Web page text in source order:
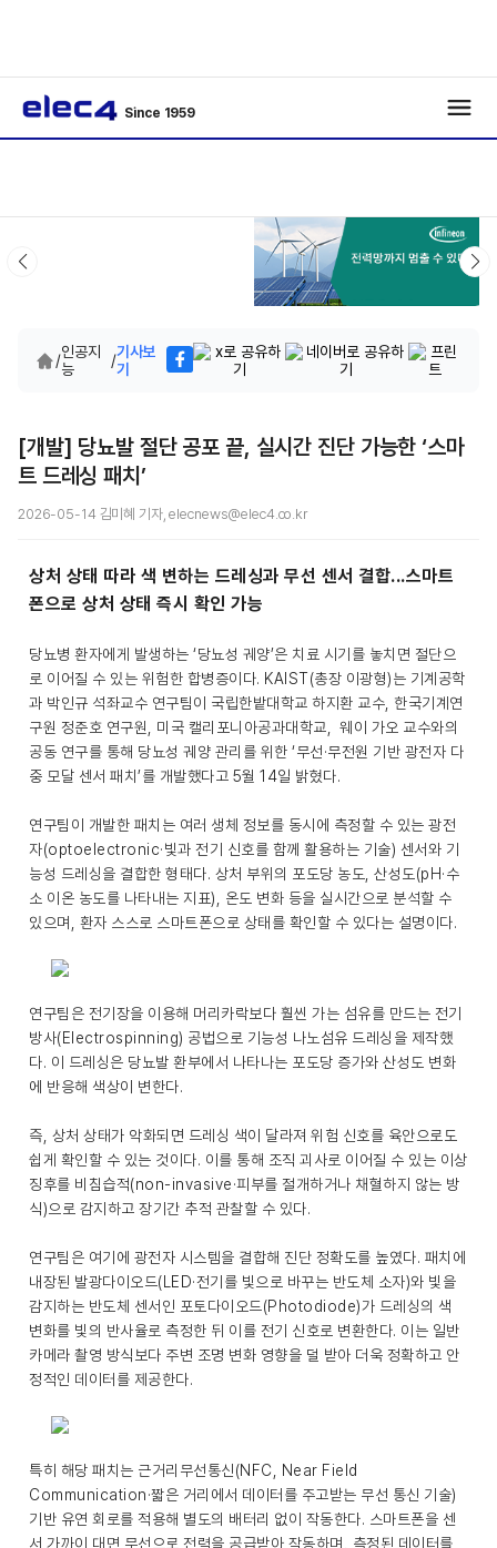
Since 1959
/인공지
능
/기사보
기
[개발] 당뇨발 절단 공포 끝, 실시간 진단 가능한 ‘스마
트 드레싱 패치’
2026-05-14 김미혜 기자, elecnews@elec4.co.kr
상처 상태 따라 색 변하는 드레싱과 무선 센서 결합...스마트
폰으로 상처 상태 즉시 확인 가능
당뇨병 환자에게 발생하는 ‘당뇨성 궤양’은 치료 시기를 놓치면 절단으
로 이어질 수 있는 위험한 합병증이다. KAIST(총장 이광형)는 기계공학
과 박인규 석좌교수 연구팀이 국립한밭대학교 하지환 교수, 한국기계연
구원 정준호 연구원, 미국 캘리포니아공과대학교, 웨이 가오 교수와의
공동 연구를 통해 당뇨성 궤양 관리를 위한 ‘무선·무전원 기반 광전자 다
중 모달 센서 패치’를 개발했다고 5월 14일 밝혔다.
연구팀이 개발한 패치는 여러 생체 정보를 동시에 측정할 수 있는 광전
자(optoelectronic·빛과 전기 신호를 함께 활용하는 기술) 센서와 기
능성 드레싱을 결합한 형태다. 상처 부위의 포도당 농도, 산성도(pH·수
소 이온 농도를 나타내는 지표), 온도 변화 등을 실시간으로 분석할 수
있으며, 환자 스스로 스마트폰으로 상태를 확인할 수 있다는 설명이다.
연구팀은 전기장을 이용해 머리카락보다 훨씬 가는 섬유를 만드는 전기
방사(Electrospinning) 공법으로 기능성 나노섬유 드레싱을 제작했
다. 이 드레싱은 당뇨발 환부에서 나타나는 포도당 증가와 산성도 변화
에 반응해 색상이 변한다.
즉, 상처 상태가 악화되면 드레싱 색이 달라져 위험 신호를 육안으로도
쉽게 확인할 수 있는 것이다. 이를 통해 조직 괴사로 이어질 수 있는 이상
징후를 비침습적(non-invasive·피부를 절개하거나 채혈하지 않는 방
식)으로 감지하고 장기간 추적 관찰할 수 있다.
연구팀은 여기에 광전자 시스템을 결합해 진단 정확도를 높였다. 패치에
내장된 발광다이오드(LED·전기를 빛으로 바꾸는 반도체 소자)와 빛을
감지하는 반도체 센서인 포토다이오드(Photodiode)가 드레싱의 색
변화를 빛의 반사율로 측정한 뒤 이를 전기 신호로 변환한다. 이는 일반
카메라 촬영 방식보다 주변 조명 변화 영향을 덜 받아 더욱 정확하고 안
정적인 데이터를 제공한다.
특히 해당 패치는 근거리무선통신(NFC, Near Field
Communication·짧은 거리에서 데이터를 주고받는 무선 통신 기술)
기반 유연 회로를 적용해 별도의 배터리 없이 작동한다. 스마트폰을 센
서 가까이 대면 무선으로 전력을 공급받아 작동하며, 측정된 데이터를